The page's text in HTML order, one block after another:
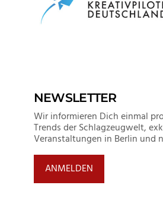
NEWSLETTER
Wir informieren Dich einmal
Trends der Schlagzeugwelt,
Veranstaltungen in Berlin und
ANMELDEN